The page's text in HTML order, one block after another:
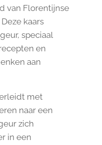
van Florentijnse
kaars
speciaal
en
aan
met
naar een
zich
in een